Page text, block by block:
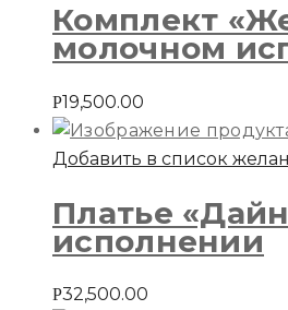
Комплект
молочном
Р19,500.00
Добавить в список
Платье
исполнении
Р32,500.00